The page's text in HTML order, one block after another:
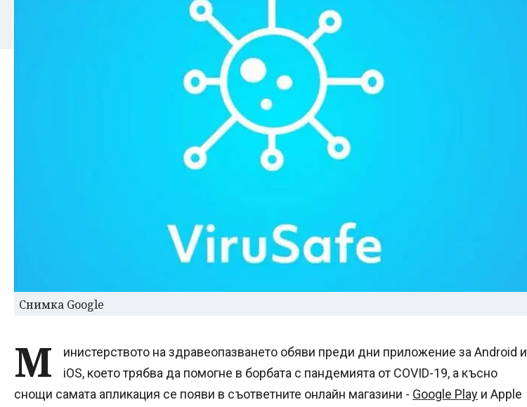
Снимка Google
М
инистерството на здравеопазването обяви преди дни приложение за Android и
iOS, което трябва да помогне в борбата с пандемията от COVID-19, а късно
снощи самата апликация се появи в съответните онлайн магазини - Google Play и Apple